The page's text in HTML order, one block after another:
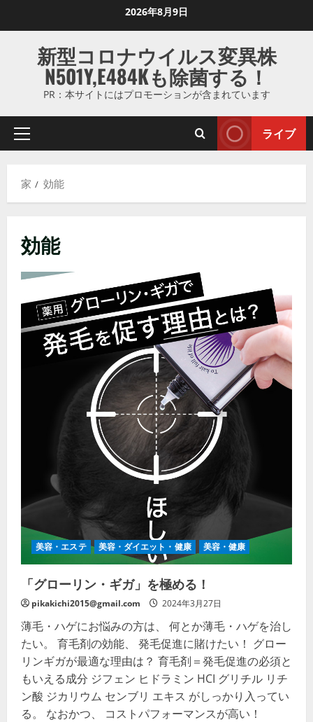
ス
ッ
ま
2026年8月9日
新型コロナウイルス変異株
N501Y,E484Kも除菌する！
PR：本サイトにはプロモーションが含まれています
プ
マ
ニ
ュ
ー
ライブ
家 効能
効能
美容・エステ 美容・ダイエット・健康 美容・健康
「グローリン・ギガ」を極める！
pikakichi2015@gmail.com 2024年3月27日
薄毛・ハゲにお悩みの方は、 何とか薄毛・ハゲを治し
たい。 育毛剤の効能、 発毛促進に賭けたい！ グロー
リンギガが最適な理由は？ 育毛剤＝発毛促進の必須と
もいえる成分 ジフェン ヒドラミン HCI グリチル リチ
ン酸 ジカリウム センブリ エキス がしっかり入ってい
る。 なおかつ、 コストパフォーマンスが高い！